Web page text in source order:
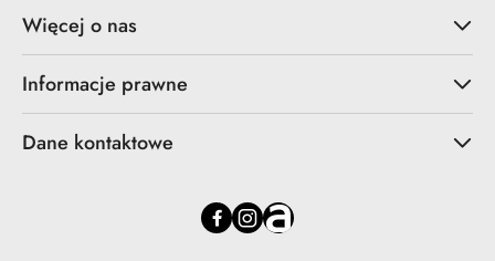
Więcej o nas
Informacje prawne
Dane kontaktowe